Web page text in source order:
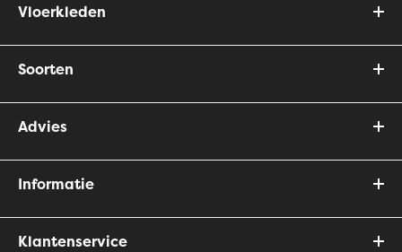
Vloerkleden
Soorten
Advies
Informatie
Klantenservice